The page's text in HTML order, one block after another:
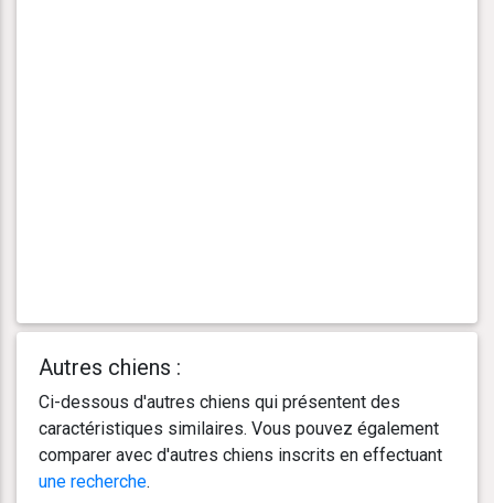
Autres chiens :
Ci-dessous d'autres chiens qui présentent des
caractéristiques similaires. Vous pouvez également
comparer avec d'autres chiens inscrits en effectuant
une recherche.